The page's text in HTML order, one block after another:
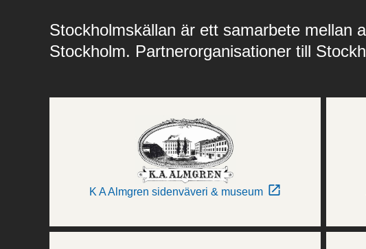
Stockholmskällan är ett samarbete mellan
Stockholm. Partnerorganisationer till
K A Almgren sidenväveri & museum